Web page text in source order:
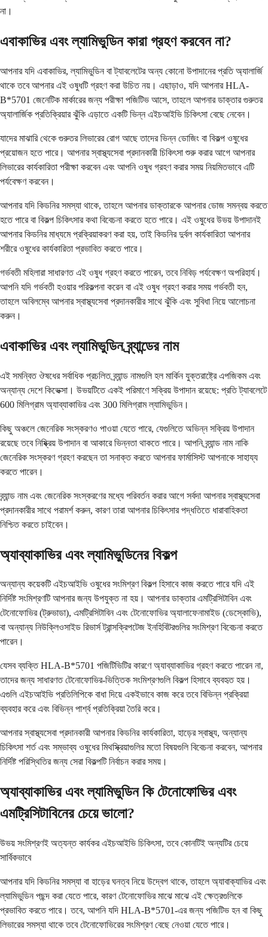
না।
এবাকাভির এবং ল্যামিভুডিন কারা গ্রহণ করবেন না?
আপনার যদি এবাকাভির, ল্যামিভুডিন বা ট্যাবলেটের অন্য কোনো উপাদানের প্রতি অ্যালার্জি
থাকে তবে আপনার এই ওষুধটি গ্রহণ করা উচিত নয়। এছাড়াও, যদি আপনার HLA-
B*5701 জেনেটিক মার্কারের জন্য পরীক্ষা পজিটিভ আসে, তাহলে আপনার ডাক্তার গুরুতর
অ্যালার্জিক প্রতিক্রিয়ার ঝুঁকি এড়াতে একটি ভিন্ন এইচআইভি চিকিৎসা বেছে নেবেন।
যাদের মাঝারি থেকে গুরুতর লিভারের রোগ আছে তাদের ভিন্ন ডোজিং বা বিকল্প ওষুধের
প্রয়োজন হতে পারে। আপনার স্বাস্থ্যসেবা প্রদানকারী চিকিৎসা শুরু করার আগে আপনার
লিভারের কার্যকারিতা পরীক্ষা করবেন এবং আপনি ওষুধ গ্রহণ করার সময় নিয়মিতভাবে এটি
পর্যবেক্ষণ করবেন।
আপনার যদি কিডনির সমস্যা থাকে, তাহলে আপনার ডাক্তারকে আপনার ডোজ সমন্বয় করতে
হতে পারে বা বিকল্প চিকিৎসার কথা বিবেচনা করতে হতে পারে। এই ওষুধের উভয় উপাদানই
আপনার কিডনির মাধ্যমে প্রক্রিয়াকরণ করা হয়, তাই কিডনির দুর্বল কার্যকারিতা আপনার
শরীরে ওষুধের কার্যকারিতা প্রভাবিত করতে পারে।
গর্ভবতী মহিলারা সাধারণত এই ওষুধ গ্রহণ করতে পারেন, তবে নিবিড় পর্যবেক্ষণ অপরিহার্য।
আপনি যদি গর্ভবতী হওয়ার পরিকল্পনা করেন বা এই ওষুধ গ্রহণ করার সময় গর্ভবতী হন,
তাহলে অবিলম্বে আপনার স্বাস্থ্যসেবা প্রদানকারীর সাথে ঝুঁকি এবং সুবিধা নিয়ে আলোচনা
করুন।
এবাকাভির এবং ল্যামিভুডিন ব্র্যান্ডের নাম
এই সমন্বিত ঔষধের সর্বাধিক প্রচলিত ব্র্যান্ড নামগুলি হল মার্কিন যুক্তরাষ্ট্রে এপজিকম এবং
অন্যান্য দেশে কিভেক্সা। উভয়টিতে একই পরিমাণে সক্রিয় উপাদান রয়েছে: প্রতি ট্যাবলেটে
600 মিলিগ্রাম অ্যাব্যাকাভির এবং 300 মিলিগ্রাম ল্যামিভুডিন।
কিছু অঞ্চলে জেনেরিক সংস্করণও পাওয়া যেতে পারে, যেগুলিতে অভিন্ন সক্রিয় উপাদান
রয়েছে তবে নিষ্ক্রিয় উপাদান বা আকারে ভিন্নতা থাকতে পারে। আপনি ব্র্যান্ড নাম নাকি
জেনেরিক সংস্করণ গ্রহণ করছেন তা সনাক্ত করতে আপনার ফার্মাসিস্ট আপনাকে সাহায্য
করতে পারেন।
ব্র্যান্ড নাম এবং জেনেরিক সংস্করণের মধ্যে পরিবর্তন করার আগে সর্বদা আপনার স্বাস্থ্যসেবা
প্রদানকারীর সাথে পরামর্শ করুন, কারণ তারা আপনার চিকিৎসার পদ্ধতিতে ধারাবাহিকতা
নিশ্চিত করতে চাইবেন।
অ্যাব্যাকাভির এবং ল্যামিভুডিনের বিকল্প
অন্যান্য কয়েকটি এইচআইভি ওষুধের সংমিশ্রণ বিকল্প হিসাবে কাজ করতে পারে যদি এই
নির্দিষ্ট সংমিশ্রণটি আপনার জন্য উপযুক্ত না হয়। আপনার ডাক্তার এমট্রিসিটাবিন এবং
টেনোফোভির (ট্রুভাডা), এমট্রিসিটাবিন এবং টেনোফোভির অ্যালাফেনামাইড (ডেস্কোভি),
বা অন্যান্য নিউক্লিওসাইড রিভার্স ট্রান্সক্রিপটেজ ইনহিবিটরগুলির সংমিশ্রণ বিবেচনা করতে
পারেন।
যেসব ব্যক্তি HLA-B*5701 পজিটিভিটির কারণে অ্যাব্যাকাভির গ্রহণ করতে পারেন না,
তাদের জন্য সাধারণত টেনোফোভির-ভিত্তিক সংমিশ্রণগুলি বিকল্প হিসাবে ব্যবহৃত হয়।
এগুলি এইচআইভি প্রতিলিপিকে বাধা দিয়ে একইভাবে কাজ করে তবে বিভিন্ন প্রক্রিয়া
ব্যবহার করে এবং বিভিন্ন পার্শ্ব প্রতিক্রিয়া তৈরি করে।
আপনার স্বাস্থ্যসেবা প্রদানকারী আপনার কিডনির কার্যকারিতা, হাড়ের স্বাস্থ্য, অন্যান্য
চিকিৎসা শর্ত এবং সম্ভাব্য ওষুধের মিথস্ক্রিয়াগুলির মতো বিষয়গুলি বিবেচনা করবেন, আপনার
নির্দিষ্ট পরিস্থিতির জন্য সেরা বিকল্পটি নির্বাচন করার সময়।
অ্যাব্যাকাভির এবং ল্যামিভুডিন কি টেনোফোভির এবং
এমট্রিসিটাবিনের চেয়ে ভালো?
উভয় সংমিশ্রণই অত্যন্ত কার্যকর এইচআইভি চিকিৎসা, তবে কোনটিই অন্যটির চেয়ে
সার্বিকভাবে
আপনার যদি কিডনির সমস্যা বা হাড়ের ঘনত্ব নিয়ে উদ্বেগ থাকে, তাহলে অ্যাবাক্যাভির এবং
ল্যামিভুডিন পছন্দ করা যেতে পারে, কারণ টেনোফোভির মাঝে মাঝে এই ক্ষেত্রগুলিকে
প্রভাবিত করতে পারে। তবে, আপনি যদি HLA-B*5701-এর জন্য পজিটিভ হন বা কিছু
লিভারের সমস্যা থাকে তবে টেনোফোভিরের সংমিশ্রণ বেছে নেওয়া যেতে পারে।